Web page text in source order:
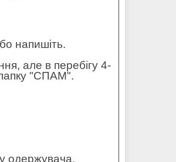
напишіть.
але в перебігу 4-
папку "СПАМ".
одержувача.